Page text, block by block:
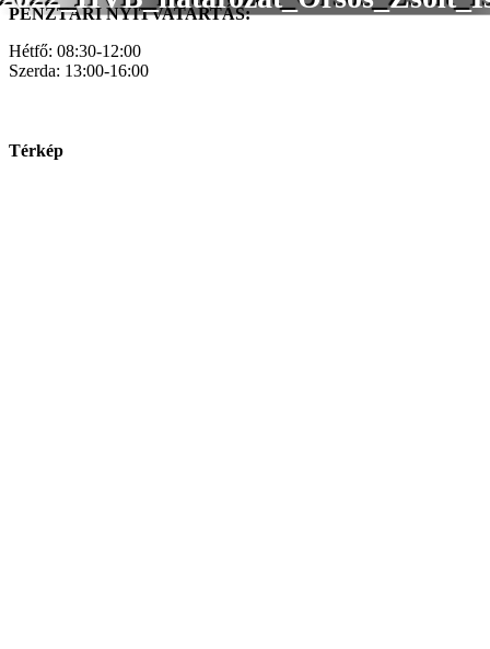
PÉNZTÁRI NYITVATARTÁS:
Hétfő: 08:30-12:00
Szerda: 13:00-16:00
Térkép